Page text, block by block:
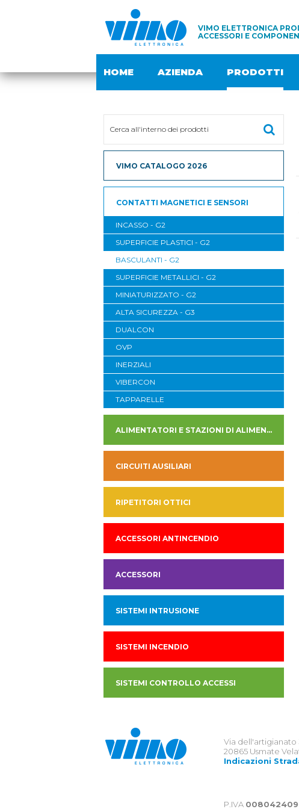
VIMO ELETTRONICA
ACCESSORI E
HOME AZIENDA PRODOTTI
VIMO CATALOGO 2026
CONTATTI MAGNETICI E SENSORI
INCASSO - G2
SUPERFICIE PLASTICI - G2
BASCULANTI - G2
SUPERFICIE METALLICI - G2
MINIATURIZZATO - G2
ALTA SICUREZZA - G3
DUALCON
OVP
INERZIALI
VIBERCON
TAPPARELLE
ALIMENTATORI E STAZIONI DI ALIMENTAZIONE
CIRCUITI AUSILIARI
RIPETITORI OTTICI
ACCESSORI ANTINCENDIO
ACCESSORI
SISTEMI INTRUSIONE
SISTEMI INCENDIO
SISTEMI CONTROLLO ACCESSI
Via dell'artigianato
20865 Usmate
Indicazioni
P.IVA